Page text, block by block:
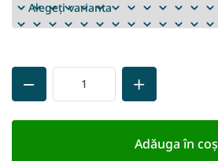
Adăuga în coş